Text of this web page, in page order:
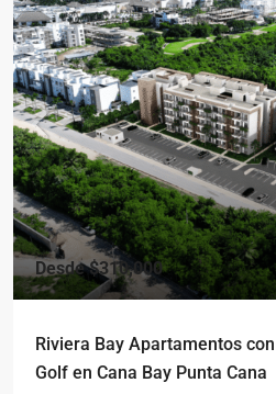
Desde$310,000
Riviera Bay Apartamentos
Golf en Cana Bay Punta Cana